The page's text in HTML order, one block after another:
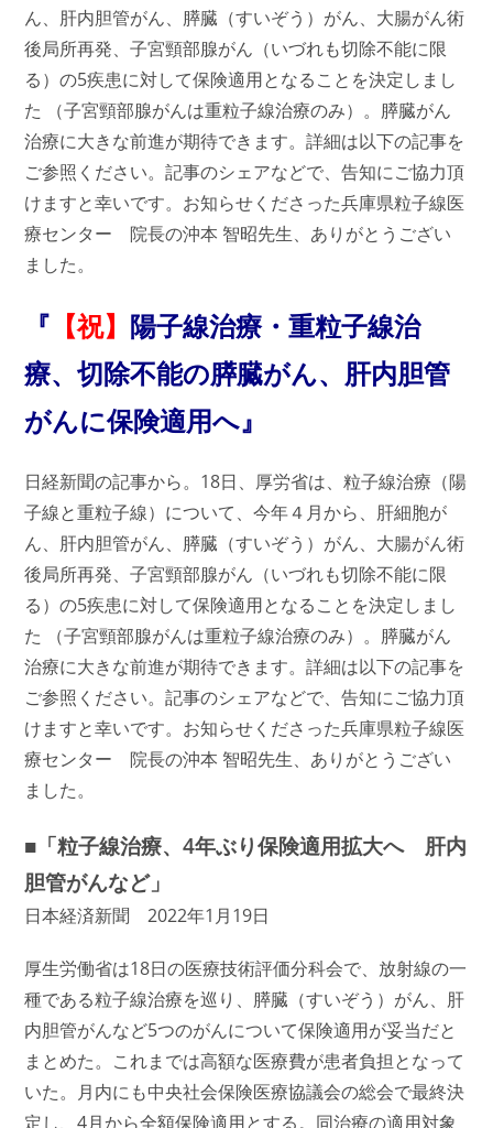
ん、肝内胆管がん、膵臓（すいぞう）がん、大腸がん術
後局所再発、子宮頸部腺がん（いづれも切除不能に限
る）の5疾患に対して保険適用となることを決定しまし
た （子宮頸部腺がんは重粒子線治療のみ）。膵臓がん
治療に大きな前進が期待できます。詳細は以下の記事を
ご参照ください。記事のシェアなどで、告知にご協力頂
けますと幸いです。お知らせくださった兵庫県粒子線医
療センター 院長の沖本 智昭先生、ありがとうござい
ました。
『 【祝】 陽子線治療・重粒子線治
療、切除不能の膵臓がん、肝内胆管
がんに保険適用へ』
日経新聞の記事から。18日、厚労省は、粒子線治療（陽
子線と重粒子線）について、今年４月から、肝細胞が
ん、肝内胆管がん、膵臓（すいぞう）がん、大腸がん術
後局所再発、子宮頸部腺がん（いづれも切除不能に限
る）の5疾患に対して保険適用となることを決定しまし
た （子宮頸部腺がんは重粒子線治療のみ）。膵臓がん
治療に大きな前進が期待できます。詳細は以下の記事を
ご参照ください。記事のシェアなどで、告知にご協力頂
けますと幸いです。お知らせくださった兵庫県粒子線医
療センター 院長の沖本 智昭先生、ありがとうござい
ました。
■「粒子線治療、4年ぶり保険適用拡大へ 肝内
胆管がんなど」
日本経済新聞 2022年1月19日
厚生労働省は18日の医療技術評価分科会で、放射線の一
種である粒子線治療を巡り、膵臓（すいぞう）がん、肝
内胆管がんなど5つのがんについて保険適用が妥当だと
まとめた。これまでは高額な医療費が患者負担となって
いた。月内にも中央社会保険医療協議会の総会で最終決
定し、4月から全額保険適用とする。同治療の適用対象